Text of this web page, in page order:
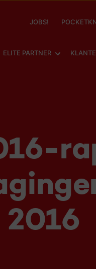
JOBS!
SUBMENU FOR
ELITE PARTNER SHOW